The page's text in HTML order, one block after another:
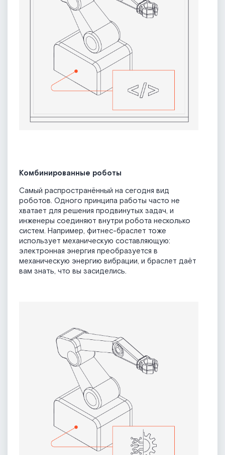
Комбинированные роботы
Самый распространённый на сегодня вид
роботов. Одного принципа работы часто не
хватает для решения продвинутых задач, и
инженеры соединяют внутри робота несколько
систем. Например, фитнес-браслет тоже
использует механическую составляющую:
электронная энергия преобразуется в
механическую энергию вибрации, и браслет даёт
вам знать, что вы засиделись.